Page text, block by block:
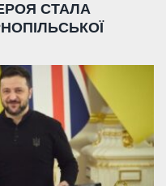
СТАЛА